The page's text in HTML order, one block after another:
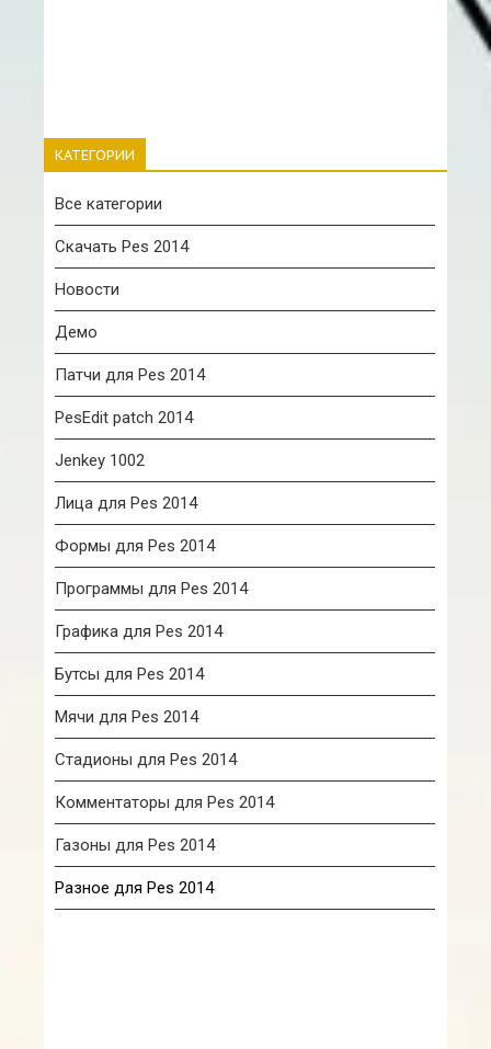
КАТЕГОРИИ
Все категории
Скачать Pes 2014
Новости
Демо
Патчи для Pes 2014
PesEdit patch 2014
Jenkey 1002
Лица для Pes 2014
Формы для Pes 2014
Программы для Pes 2014
Графика для Pes 2014
Бутсы для Pes 2014
Мячи для Pes 2014
Стадионы для Pes 2014
Комментаторы для Pes 2014
Газоны для Pes 2014
Разное для Pes 2014